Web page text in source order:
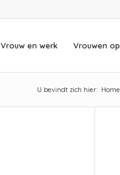
Vrouw en werk Vrouwen
U bevindt zich hier: Home